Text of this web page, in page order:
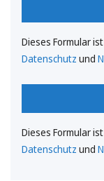
Dieses Formular
Datenschutz und
Dieses Formular
Datenschutz und